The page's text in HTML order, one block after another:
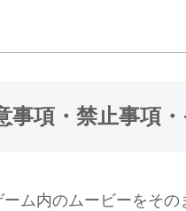
事項・禁止事項
ム内のムービーをその